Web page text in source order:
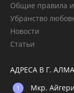
Общие правила
Убранство
Новости
Статьи
АДРЕСА В Г.
Мкр.